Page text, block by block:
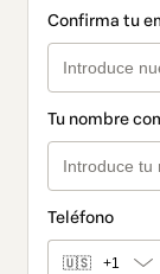
Confirma tu
Tu nombre
Teléfono
🇺🇸 +1